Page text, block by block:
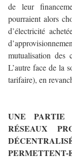
de leur
pourraient alors
d’électricité
mutualisation des
L’autre face de la
tarifaire), en
UNE PARTIE
RÉSEAUX